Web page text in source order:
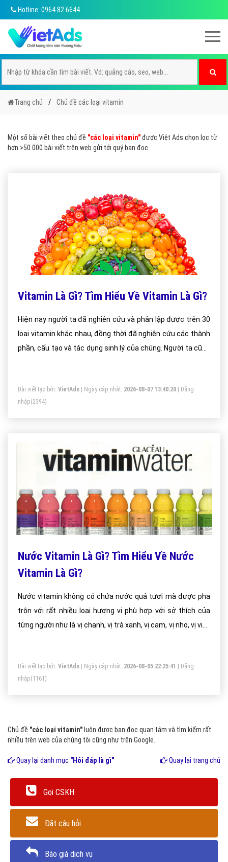
Hotline: 0964 82 6644
Trang chủ Chủ đề các loại vitamin
Một số bài viết theo chủ đề "các loại vitamin"được Việt Ads chọn lọc từ
hơn >50.000 bài viết trên web gửi tới quý bạn đọc.
Vitamin Là Gì? Tìm Hiểu Về Vitamin Là Gì?
Hiện nay người ta đã nghiên cứu và phân lập được trên 30
loại vitamin khác nhau, đồng thời đã nghiên cứu các thành
phần, cấu tạo và tác dụng sinh lý của chúng. Người ta cũng
Bài viết tạo bởi: VietAds | Ngày cập nhật: 2026-08-07 13:40:20
Đăng
nhập(2394)
Nước Vitamin Là Gì? Tìm Hiểu Về Nước
Vitamin Là Gì?
Nước vitamin không có chứa nước quả tươi mà được pha
trộn với rất nhiều loại hương vị phù hợp với sở thích của
từng người như là vị chanh, vị trà xanh, vị cam, vị nho, vị việt
Bài viết tạo bởi: VietAds | Ngày cập nhật: 2026-08-05 22:25:41
Đăng
nhập(1161)
Chủ đề "các loại vitamin" luôn được bạn đọc quan tâm và tìm kiếm rất
nhiều trên web của chúng tôi cũng như trên Google.
Quay lại danh mục "Hỏi đáp là gì" Quay lại trang chủ
Gọi CSKH
Đặt câu hỏi
Báo giá dịch vụ